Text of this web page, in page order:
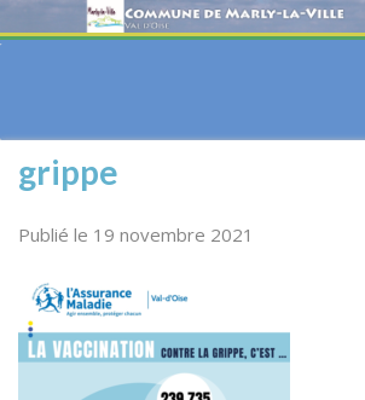
grippe
Publié le 19 novembre 2021